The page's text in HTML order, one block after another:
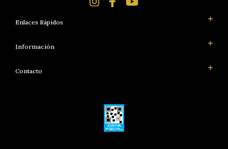
Enlaces Rápidos
Información
Contacto